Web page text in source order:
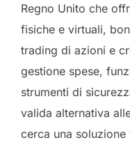
Regno Unito che
fisiche e virtuali,
trading di azioni e
gestione spese,
strumenti di
valida alternativa
cerca una